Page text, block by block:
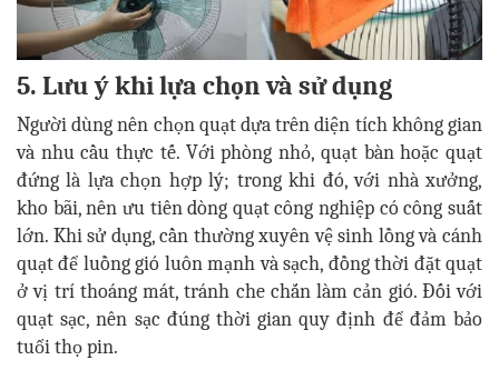
5. Lưu ý khi lựa chọn và sử dụng
Người dùng nên chọn quạt dựa trên diện tích không gian
và nhu cầu thực tế. Với phòng nhỏ, quạt bàn hoặc quạt
đứng là lựa chọn hợp lý; trong khi đó, với nhà xưởng,
kho bãi, nên ưu tiên dòng quạt công nghiệp có công suất
lớn. Khi sử dụng, cần thường xuyên vệ sinh lồng và cánh
quạt để luồng gió luôn mạnh và sạch, đồng thời đặt quạt
ở vị trí thoáng mát, tránh che chắn làm cản gió. Đối với
quạt sạc, nên sạc đúng thời gian quy định để đảm bảo
tuổi thọ pin.